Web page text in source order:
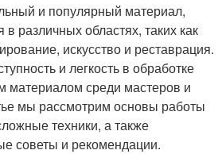
и популярный материал,
в различных областях, таких как
искусство и реставрация.
и легкость в обработке
материалом среди мастеров и
мы рассмотрим основы работы
техники, а также
советы и рекомендации.